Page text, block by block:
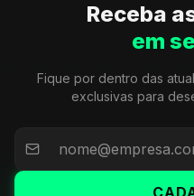
Receba
em
Fique por dentro das
exclusivas para